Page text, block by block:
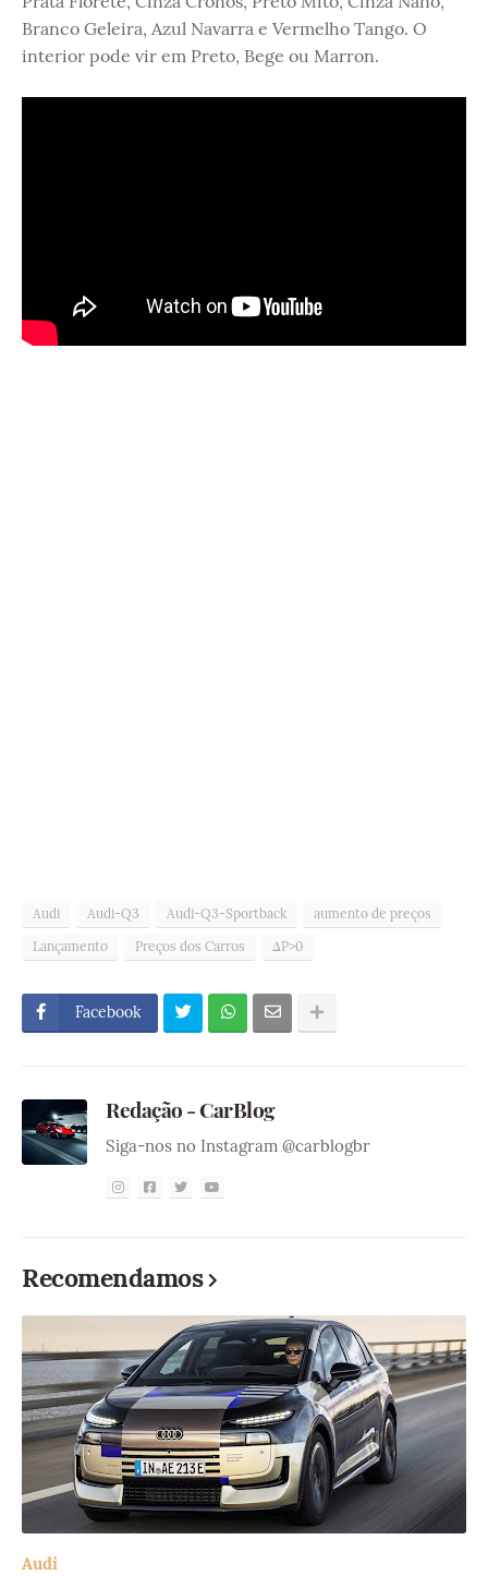
Branco Geleira, Azul Navarra e Vermelho Tango. O
interior pode vir em Preto, Bege ou Marron.
Audi Audi-Q3 Audi-Q3-Sportback
aumento de preços
Lançamento
Preços dos Carros ΔP>0
Facebook
Redação - CarBlog
Siga-nos no Instagram @carblogbr
Recomendamos
Audi